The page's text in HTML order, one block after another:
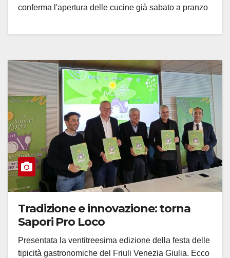
conferma l'apertura delle cucine già sabato a pranzo
Tradizione e innovazione: torna
Sapori Pro Loco
Presentata la ventitreesima edizione della festa delle
tipicità gastronomiche del Friuli Venezia Giulia. Ecco